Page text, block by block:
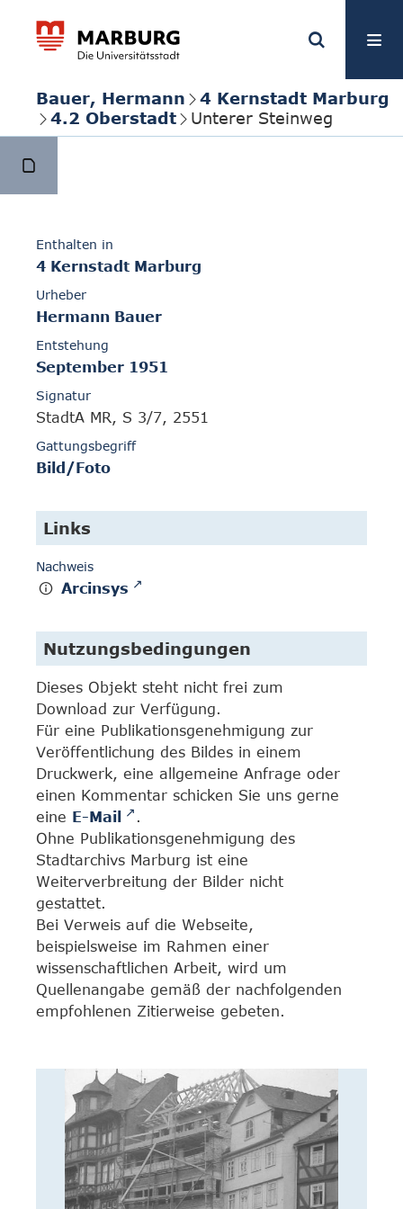
Bauer, Hermann
4 Kernstadt Marburg
4.2 Oberstadt
Unterer Steinweg
Enthalten in
4 Kernstadt Marburg
Urheber
Hermann Bauer
Entstehung
September 1951
Signatur
StadtA MR, S 3/7, 2551
Gattungsbegriff
Bild/Foto
Links
Nachweis
Arcinsys
Nutzungsbedingungen
Dieses Objekt steht nicht frei zum
Download zur Verfügung.
Für eine Publikationsgenehmigung zur
Veröffentlichung des Bildes in einem
Druckwerk, eine allgemeine Anfrage oder
einen Kommentar schicken Sie uns gerne
eine E-Mail
.
Ohne Publikationsgenehmigung des
Stadtarchivs Marburg ist eine
Weiterverbreitung der Bilder nicht
gestattet.
Bei Verweis auf die Webseite,
beispielsweise im Rahmen einer
wissenschaftlichen Arbeit, wird um
Quellenangabe gemäß der nachfolgenden
empfohlenen Zitierweise gebeten.